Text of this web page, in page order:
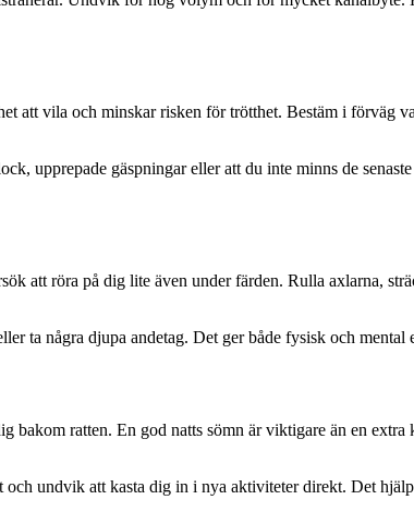
att vila och minskar risken för trötthet. Bestäm i förväg
upprepade gäspningar eller att du inte minns de
att röra på dig lite även under färden. Rulla axlarna,
ta några djupa andetag. Det ger både fysisk och
bakom ratten. En god natts sömn är viktigare än en
undvik att kasta dig in i nya aktiviteter direkt. Det